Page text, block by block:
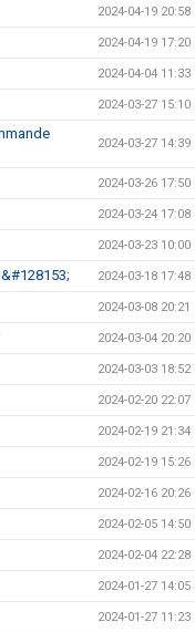
2024-04-19 20:58
2024-04-19 17:20
2024-04-04 11:33
2024-03-27 15:10
2024-03-27 14:39
2024-03-26 17:50
2024-03-24 17:08
2024-03-23 10:00
2024-03-18 17:48
2024-03-08 20:21
2024-03-04 20:20
2024-03-03 18:52
2024-02-20 22:07
2024-02-19 21:34
2024-02-19 15:26
2024-02-16 20:26
2024-02-05 14:50
2024-02-04 22:28
2024-01-27 14:05
2024-01-27 11:23